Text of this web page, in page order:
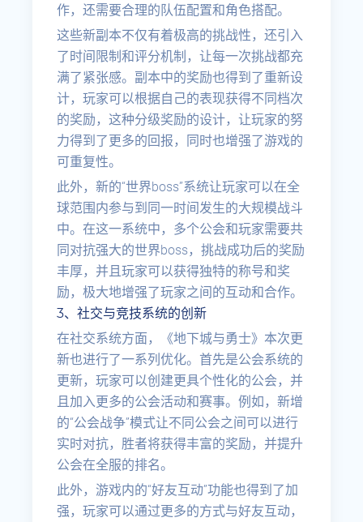
作，还需要合理的队伍配置和角色搭配。
这些新副本不仅有着极高的挑战性，还引入
了时间限制和评分机制，让每一次挑战都充
满了紧张感。副本中的奖励也得到了重新设
计，玩家可以根据自己的表现获得不同档次
的奖励，这种分级奖励的设计，让玩家的努
力得到了更多的回报，同时也增强了游戏的
可重复性。
此外，新的“世界boss”系统让玩家可以在全
球范围内参与到同一时间发生的大规模战斗
中。在这一系统中，多个公会和玩家需要共
同对抗强大的世界boss，挑战成功后的奖励
丰厚，并且玩家可以获得独特的称号和奖
励，极大地增强了玩家之间的互动和合作。
3、社交与竞技系统的创新
在社交系统方面，《地下城与勇士》本次更
新也进行了一系列优化。首先是公会系统的
更新，玩家可以创建更具个性化的公会，并
且加入更多的公会活动和赛事。例如，新增
的“公会战争”模式让不同公会之间可以进行
实时对抗，胜者将获得丰富的奖励，并提升
公会在全服的排名。
此外，游戏内的“好友互动”功能也得到了加
强，玩家可以通过更多的方式与好友互动，